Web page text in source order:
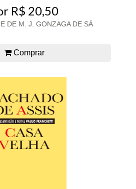
R$ 20,50
DE M. J. GONZAGA DE SÁ
Comprar